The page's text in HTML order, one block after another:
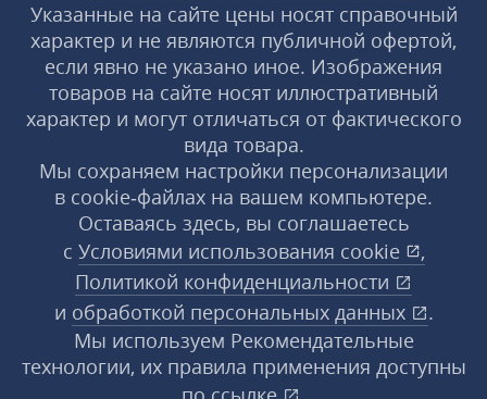
Указанные на сайте цены носят справочный
характер и не являются публичной офертой,
если явно не указано иное. Изображения
товаров на сайте носят иллюстративный
характер и могут отличаться от фактического
вида товара.
Мы сохраняем настройки персонализации
в cookie‑файлах на вашем компьютере.
Оставаясь здесь, вы соглашаетесь
с Условиями использования cookie
,
Политикой конфиденциальности
и обработкой персональных данных
.
Мы используем Рекомендательные
технологии, их правила применения доступны